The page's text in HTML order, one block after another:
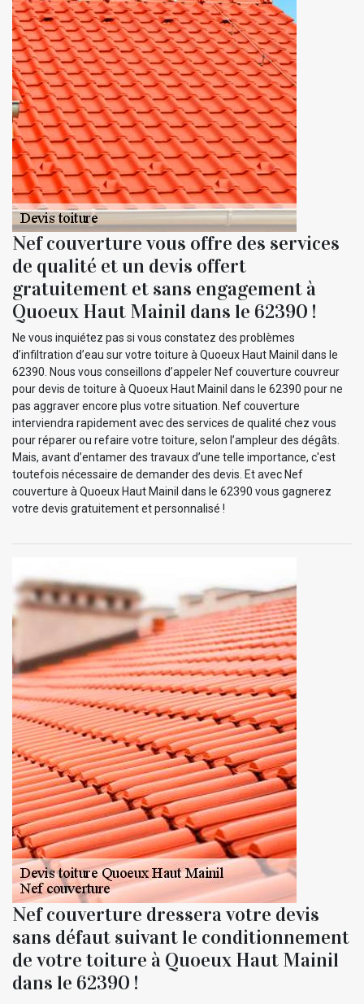
Nef couverture vous offre des services
de qualité et un devis offert
gratuitement et sans engagement à
Quoeux Haut Mainil dans le 62390 !
Ne vous inquiétez pas si vous constatez des problèmes
d’infiltration d’eau sur votre toiture à Quoeux Haut Mainil dans le
62390. Nous vous conseillons d’appeler Nef couverture couvreur
pour devis de toiture à Quoeux Haut Mainil dans le 62390 pour ne
pas aggraver encore plus votre situation. Nef couverture
interviendra rapidement avec des services de qualité chez vous
pour réparer ou refaire votre toiture, selon l’ampleur des dégâts.
Mais, avant d’entamer des travaux d’une telle importance, c'est
toutefois nécessaire de demander des devis. Et avec Nef
couverture à Quoeux Haut Mainil dans le 62390 vous gagnerez
votre devis gratuitement et personnalisé !
Nef couverture dressera votre devis
sans défaut suivant le conditionnement
de votre toiture à Quoeux Haut Mainil
dans le 62390 !